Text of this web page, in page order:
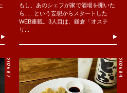
もし、あのシェフが家で酒場を開いた
ら......という妄想からスタートした
WEB連載。3人目は、鎌倉「オステ
リ...
2026.8.7 2026.8.4